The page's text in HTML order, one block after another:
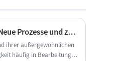
Durchbruch in Hochtemperatur-Keramik-Metall-Vorgängen: Neue Prozesse und zukünftige Richtungen
ihrer außergewöhnlichen
häufig in Bearbeitung,